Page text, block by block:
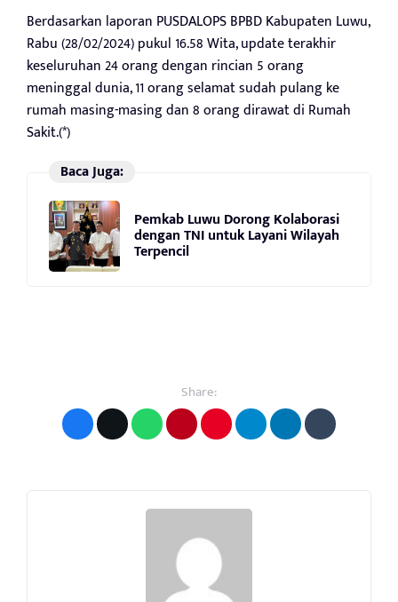
Berdasarkan laporan PUSDALOPS BPBD Kabupaten Luwu,
Rabu (28/02/2024) pukul 16.58 Wita, update terakhir
keseluruhan 24 orang dengan rincian 5 orang
meninggal dunia, 11 orang selamat sudah pulang ke
rumah masing-masing dan 8 orang dirawat di Rumah
Sakit.(*)
Baca Juga:
Pemkab Luwu Dorong Kolaborasi
dengan TNI untuk Layani Wilayah
Terpencil
Share: